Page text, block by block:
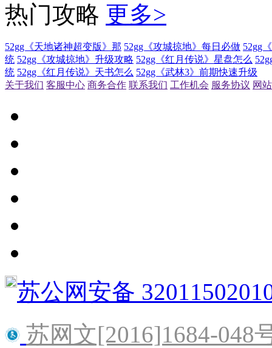
热门攻略 更多>
52gg《天地诸神超变版》那 52gg《攻城掠地》每日必做 52gg
统 52gg《攻城掠地》升级攻略 52gg《红月传说》星盘怎么
统 52gg《红月传说》天书怎么 52gg《武林3》前期快速升级
关于我们 客服中心 商务合作 联系我们 工作机会 服务协议 网
苏公网安备
苏网文[2016]1684-048